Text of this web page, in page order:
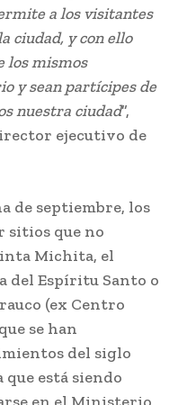
a los visitantes
ciudad, y con ello
los mismos
y sean partícipes de
nuestra ciudad”,
ejecutivo de
de septiembre, los
sitios que no
Michita, el
del Espíritu Santo o
(ex Centro
se han
del siglo
que está siendo